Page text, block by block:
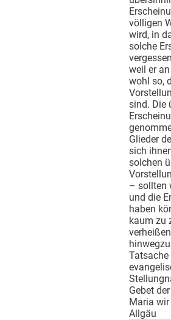
völligen
wird, in
solche
weil er
wohl so,
sind. Die
Glieder
sich
solchen
– sollten
und die
haben
kaum zu
Tatsache
Gebet
Maria
Allgäu